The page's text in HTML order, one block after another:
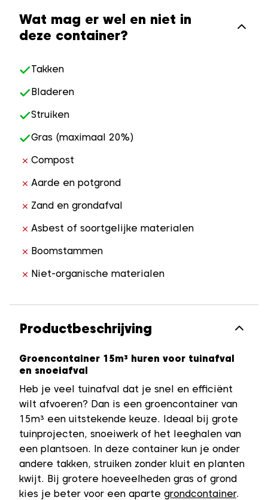
Wat mag er wel en niet in
deze container?
Takken
Bladeren
Struiken
Gras (maximaal 20%)
Compost
Aarde en potgrond
Zand en grondafval
Asbest of soortgelijke materialen
Boomstammen
Niet-organische materialen
Productbeschrijving
Groencontainer 15m³ huren voor tuinafval
en snoeiafval
Heb je veel tuinafval dat je snel en efficiënt
wilt afvoeren? Dan is een groencontainer van
15m³ een uitstekende keuze. Ideaal bij grote
tuinprojecten, snoeiwerk of het leeghalen van
een plantsoen. In deze container kun je onder
andere takken, struiken zonder kluit en planten
kwijt. Bij grotere hoeveelheden gras of grond
kies je beter voor een aparte grondcontainer.